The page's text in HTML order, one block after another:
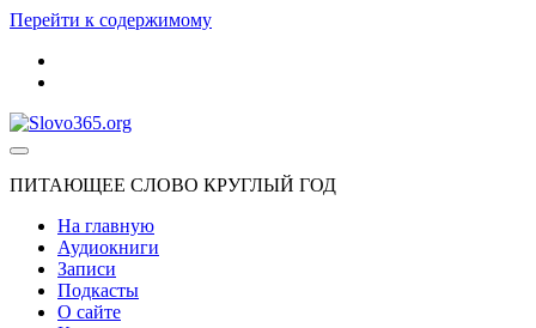
Перейти к содержимому
Slovo365.org
ПИТАЮЩЕЕ СЛОВО КРУГЛЫЙ ГОД
На главную
Аудиокниги
Записи
Подкасты
О сайте